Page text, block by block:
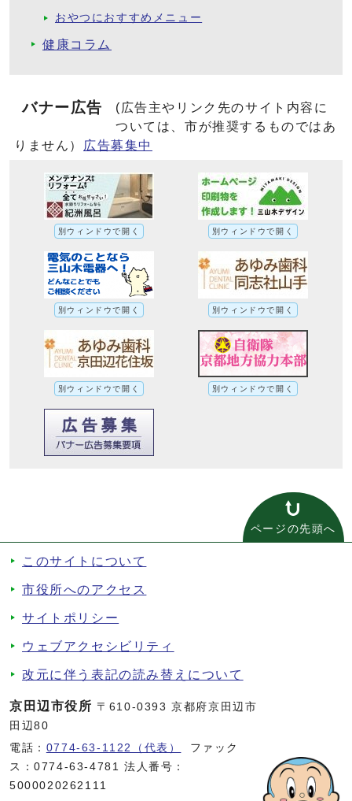
おやつにおすすめメニュー
健康コラム
バナー広告
(広告主やリンク先のサイト内容に
ついては、市が推奨するものではあ
りません）
広告募集中
別ウィンドウで開く 別ウィンドウで開く
別ウィンドウで開く 別ウィンドウで開く
別ウィンドウで開く 別ウィンドウで開く
ページの先頭へ
このサイトについて
市役所へのアクセス
サイトポリシー
ウェブアクセシビリティ
改元に伴う表記の読み替えについて
京田辺市役所 〒610-0393 京都府京田辺市
田辺80
電話： 0774-63-1122（代表）
ファック
ス：0774-63-4781 法人番号：
5000020262111